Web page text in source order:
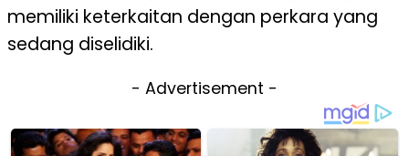
memiliki keterkaitan dengan perkara yang
sedang diselidiki.
- Advertisement -